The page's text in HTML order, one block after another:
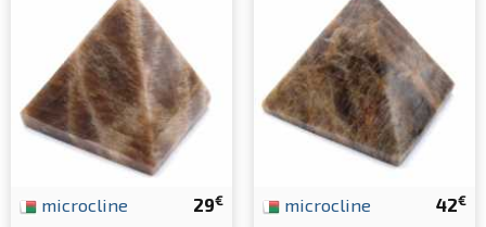
29€
microcline 42€
microcline